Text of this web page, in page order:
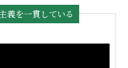
義を一貫している